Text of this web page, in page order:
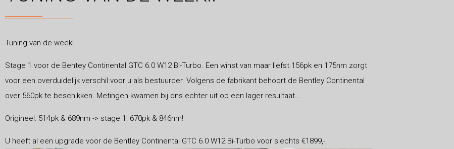
Tuning van de week!
Stage 1 voor de Bentey Continental GTC 6.0 W12 Bi-Turbo. Een winst van maar liefst 156pk en 175nm zorgt
voor een overduidelijk verschil voor u als bestuurder. Volgens de fabrikant behoort de Bentley Continental
over 560pk te beschikken. Metingen kwamen bij ons echter uit op een lager resultaat….
Origineel: 514pk & 689nm -> stage 1: 670pk & 846nm!
U heeft al een upgrade voor de Bentley Continental GTC 6.0 W12 Bi-Turbo voor slechts €1899,-.